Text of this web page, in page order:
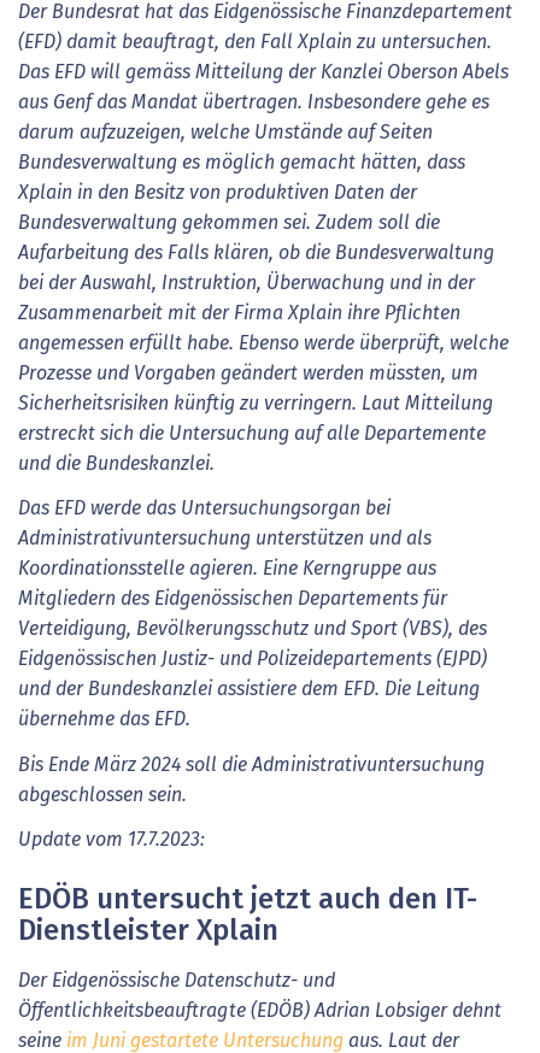
Der Bundesrat hat das Eidgenössische Finanzdepartement
(EFD) damit beauftragt, den Fall Xplain zu untersuchen.
Das EFD will gemäss Mitteilung der Kanzlei Oberson Abels
aus Genf das Mandat übertragen. Insbesondere gehe es
darum aufzuzeigen, welche Umstände auf Seiten
Bundesverwaltung es möglich gemacht hätten, dass
Xplain in den Besitz von produktiven Daten der
Bundesverwaltung gekommen sei. Zudem soll die
Aufarbeitung des Falls klären, ob die Bundesverwaltung
bei der Auswahl, Instruktion, Überwachung und in der
Zusammenarbeit mit der Firma Xplain ihre Pflichten
angemessen erfüllt habe. Ebenso werde überprüft, welche
Prozesse und Vorgaben geändert werden müssten, um
Sicherheitsrisiken künftig zu verringern. Laut Mitteilung
erstreckt sich die Untersuchung auf alle Departemente
und die Bundeskanzlei.
Das EFD werde das Untersuchungsorgan bei
Administrativuntersuchung unterstützen und als
Koordinationsstelle agieren. Eine Kerngruppe aus
Mitgliedern des Eidgenössischen Departements für
Verteidigung, Bevölkerungsschutz und Sport (VBS), des
Eidgenössischen Justiz- und Polizeidepartements (EJPD)
und der Bundeskanzlei assistiere dem EFD. Die Leitung
übernehme das EFD.
Bis Ende März 2024 soll die Administrativuntersuchung
abgeschlossen sein.
Update vom 17.7.2023:
EDÖB untersucht jetzt auch den IT-
Dienstleister Xplain
Der Eidgenössische Datenschutz- und
Öffentlichkeitsbeauftragte (EDÖB) Adrian Lobsiger dehnt
seine im Juni gestartete Untersuchung aus. Laut der